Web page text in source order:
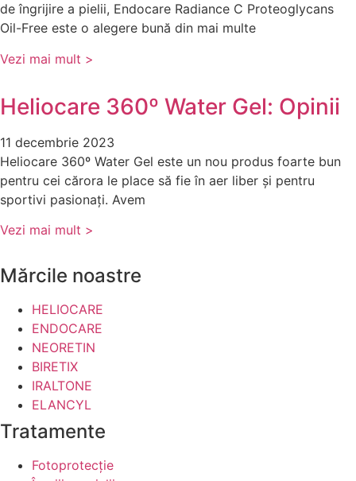
de îngrijire a pielii, Endocare Radiance C Proteoglycans
Oil-Free este o alegere bună din mai multe
Vezi mai mult >
Heliocare 360º Water Gel: Opinii
11 decembrie 2023
Heliocare 360º Water Gel este un nou produs foarte bun
pentru cei cărora le place să fie în aer liber și pentru
sportivi pasionați. Avem
Vezi mai mult >
Mărcile noastre
HELIOCARE
ENDOCARE
NEORETIN
BIRETIX
IRALTONE
ELANCYL
Tratamente
Fotoprotecție